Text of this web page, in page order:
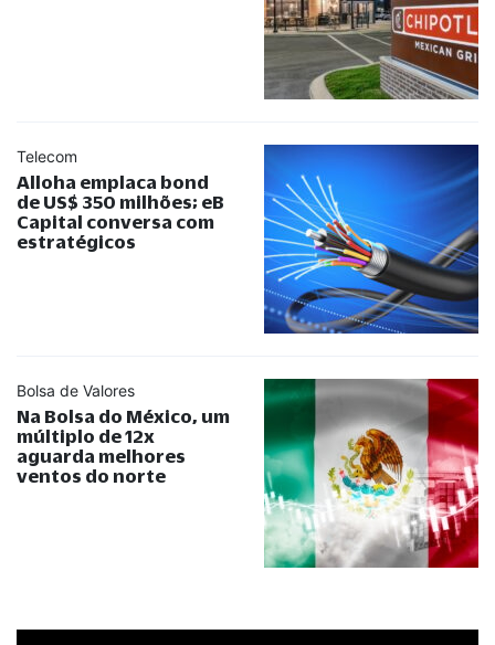
Telecom
Alloha emplaca bond
de US$ 350 milhões; eB
Capital conversa com
estratégicos
Bolsa de Valores
Na Bolsa do México, um
múltiplo de 12x
aguarda melhores
ventos do norte